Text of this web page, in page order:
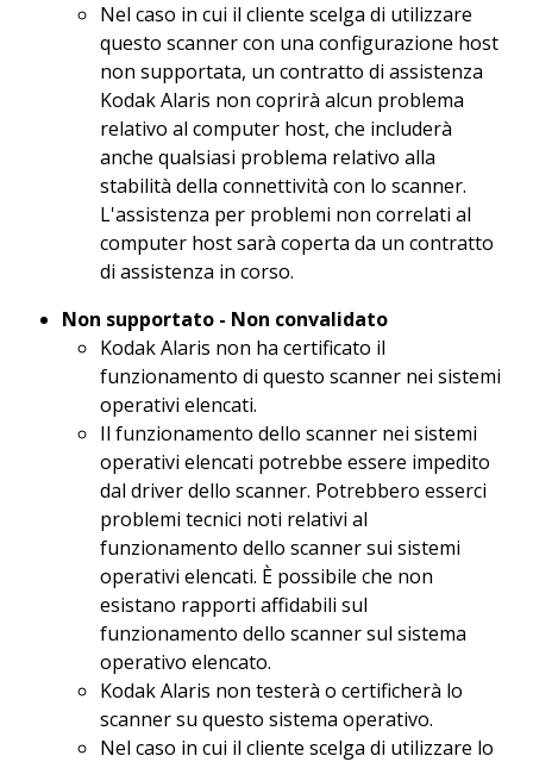
Nel caso in cui il cliente scelga di utilizzare
questo scanner con una configurazione host
non supportata, un contratto di assistenza
Kodak Alaris non coprirà alcun problema
relativo al computer host, che includerà
anche qualsiasi problema relativo alla
stabilità della connettività con lo scanner.
L'assistenza per problemi non correlati al
computer host sarà coperta da un contratto
di assistenza in corso.
Non supportato - Non convalidato
Kodak Alaris non ha certificato il
funzionamento di questo scanner nei sistemi
operativi elencati.
Il funzionamento dello scanner nei sistemi
operativi elencati potrebbe essere impedito
dal driver dello scanner. Potrebbero esserci
problemi tecnici noti relativi al
funzionamento dello scanner sui sistemi
operativi elencati. È possibile che non
esistano rapporti affidabili sul
funzionamento dello scanner sul sistema
operativo elencato.
Kodak Alaris non testerà o certificherà lo
scanner su questo sistema operativo.
Nel caso in cui il cliente scelga di utilizzare lo